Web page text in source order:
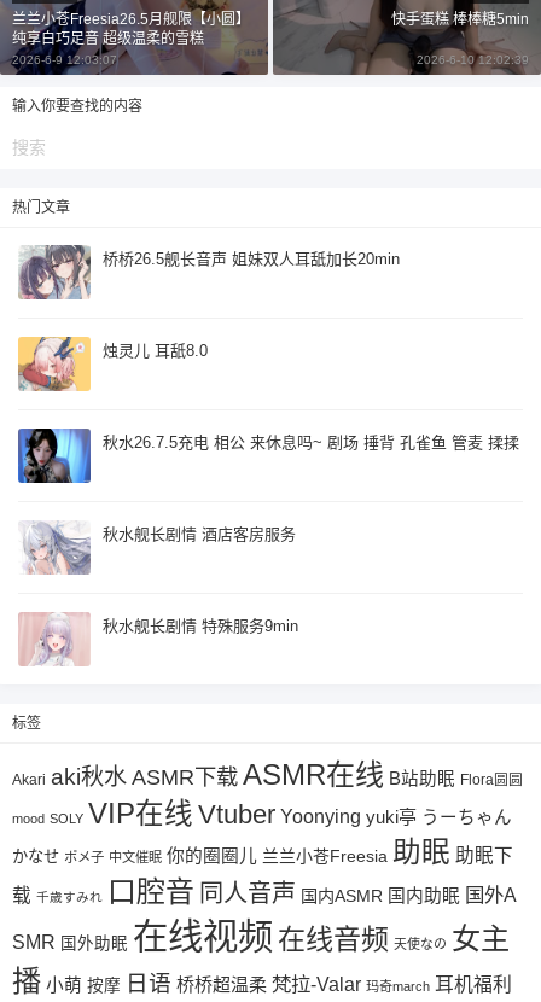
兰兰小苍Freesia26.5月舰限【小圆】
纯享白巧足音 超级温柔的雪糕
2026-6-9 12:03:07
快手蛋糕 棒棒糖5min
2026-6-10 12:02:39
输入你要查找的内容
热门文章
桥桥26.5舰长音声 姐妹双人耳舐加长20min
烛灵儿 耳舐8.0
秋水26.7.5充电 相公 来休息吗~ 剧场 捶背 孔雀鱼 管麦 揉揉
秋水舰长剧情 酒店客房服务
秋水舰长剧情 特殊服务9min
标签
Akari aki秋水ASMR下载ASMR在线 B站助眠 Flora圆圆
mood SOLY VIP在线 Vtuber Yoonying yuki亭 うーちゃん
かなせ ポメ子 中文催眠 你的圈圈儿 兰兰小苍Freesia 助眠 助眠下
载 千歳すみれ 口腔音 同人音声 国内ASMR 国内助眠 国外A
SMR 国外助眠 在线视频 在线音频 天使なの 女主
播 小萌 按摩 日语 桥桥超温柔 梵拉-Valar 玛奇march 耳机福利
您没有权限发布内容，请购买会员或者提升权
限。
6位以上